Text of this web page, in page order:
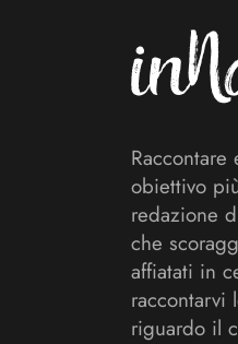
obiettivo
redazione
che
affiatati in
raccontarvi
riguardo il